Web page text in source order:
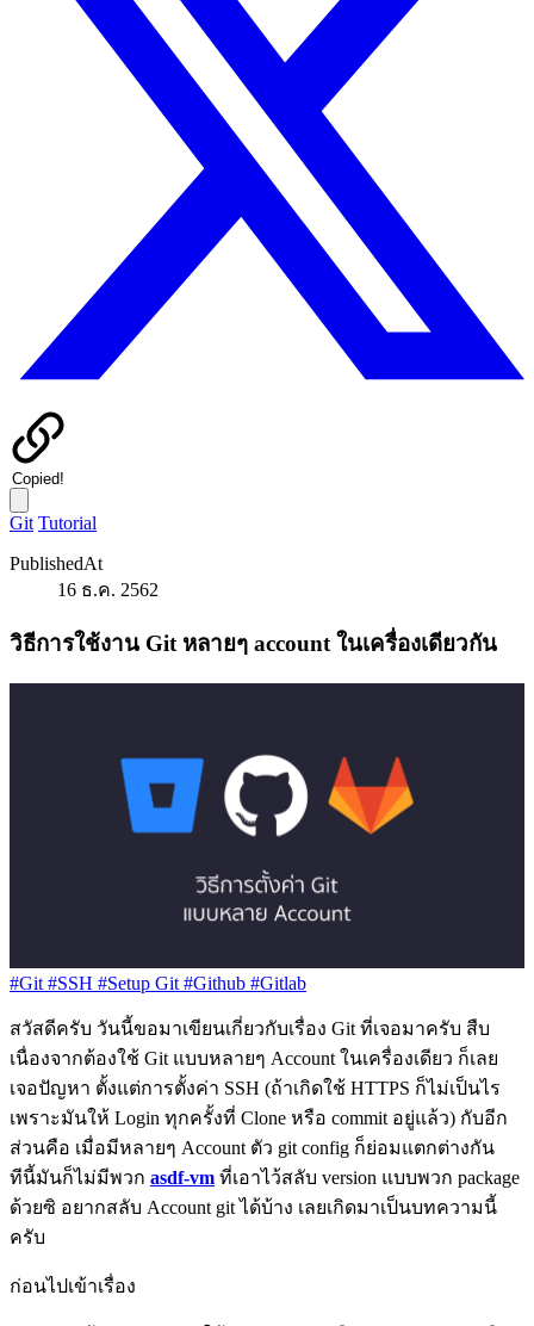
Copied!
Git Tutorial
PublishedAt
16 ธ.ค. 2562
วิธีการใช้งาน Git หลายๆ account ในเครื่องเดียวกัน
#Git #SSH #Setup Git #Github #Gitlab
สวัสดีครับ วันนี้ขอมาเขียนเกี่ยวกับเรื่อง Git ที่เจอมาครับ สืบ
เนื่องจากต้องใช้ Git แบบหลายๆ Account ในเครื่องเดียว ก็เลย
เจอปัญหา ตั้งแต่การตั้งค่า SSH (ถ้าเกิดใช้ HTTPS ก็ไม่เป็นไร
เพราะมันให้ Login ทุกครั้งที่ Clone หรือ commit อยู่แล้ว) กับอีก
ส่วนคือ เมื่อมีหลายๆ Account ตัว git config ก็ย่อมแตกต่างกัน
ทีนี้มันก็ไม่มีพวก asdf-vm ที่เอาไว้สลับ version แบบพวก package
ด้วยซิ อยากสลับ Account git ได้บ้าง เลยเกิดมาเป็นบทความนี้
ครับ
ก่อนไปเข้าเรื่อง